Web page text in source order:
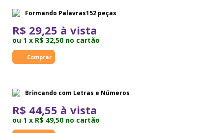
Formando Palavras152 peças
R$ 29,25 à vista
ou 1 x R$ 32,50 no cartão
Brincando com Letras e Números
R$ 44,55 à vista
ou 1 x R$ 49,50 no cartão